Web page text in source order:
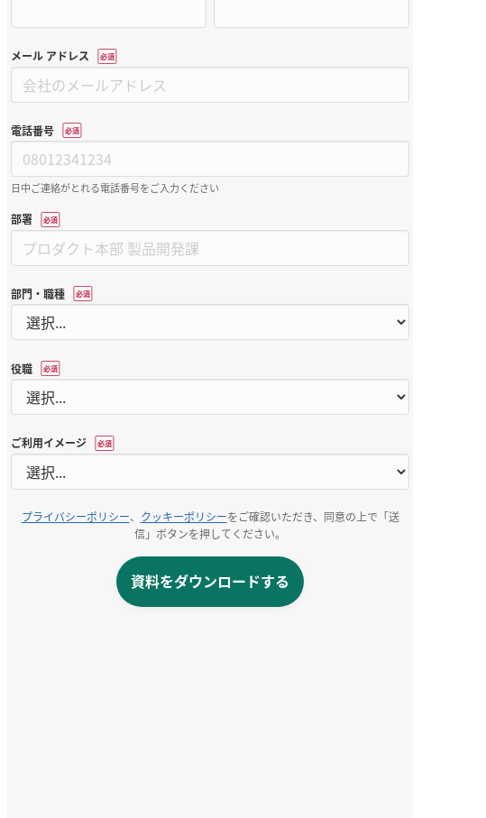
メール アドレス
電話番号
日中ご連絡がとれる電話番号をご入力ください
部署
部門・職種
役職
ご利用イメージ
プライバシーポリシー、 クッキーポリシーをご確認いただき、同意の上で「送
信」ボタンを押してください。
資料をダウンロードする